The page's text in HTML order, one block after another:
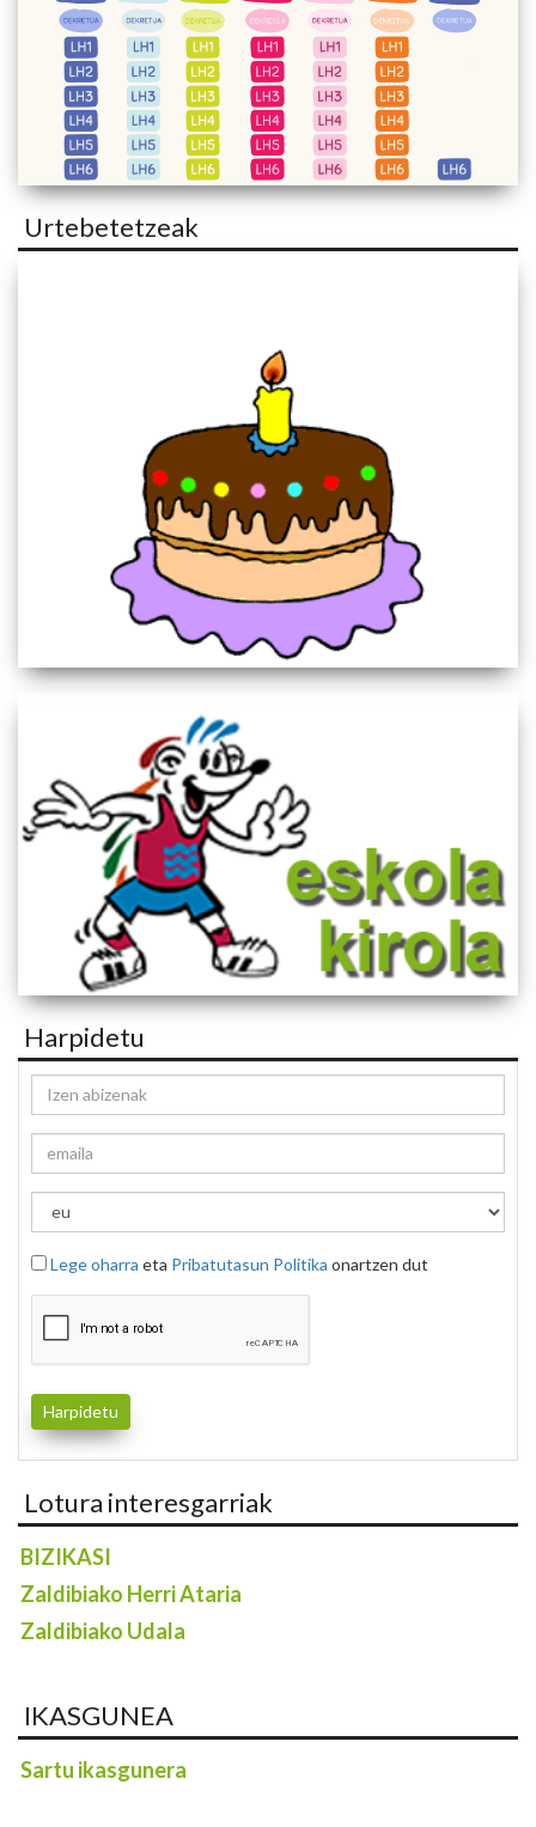
Urtebetetzeak
Harpidetu
Lege oharra eta Pribatutasun Politika onartzen dut
Lotura interesgarriak
BIZIKASI
Zaldibiako Herri Ataria
Zaldibiako Udala
IKASGUNEA
Sartu ikasgunera